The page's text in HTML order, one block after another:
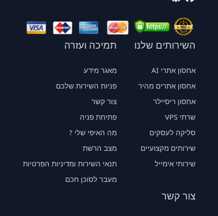
השירותים שלנו
אחסון אתרי AI
אחסון אתרים מהיר
אחסון ריסיילר
שרתי VPS
סליקה לעסקים
שירותים מקצועיים
שירותי אימייל
תמיכה ועזרה
מאגר מידע
פניות השירות שלכם
צור קשר
פתיחת פניה
מה האיפי שלי ?
מצב הרשת
תנאי השירות ומדיניות הפרטיות
מעבר לסוכן חכם
צור קשר